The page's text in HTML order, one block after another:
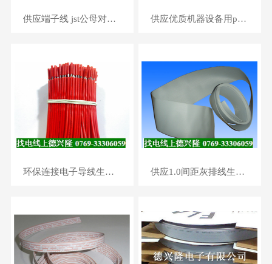
供应端子线 jst公母对接,端子线 sm公母,端子线加工厂家 供应优质机器设备用pvc彩排线定制批发
环保连接电子导线生产厂家 供应1.0间距灰排线生产厂家批发